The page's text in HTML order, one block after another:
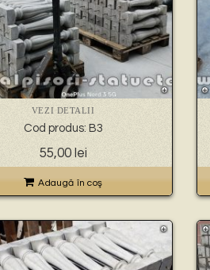
VEZI DETALII
Cod produs: B3
55,00 lei
Adaugă în coş